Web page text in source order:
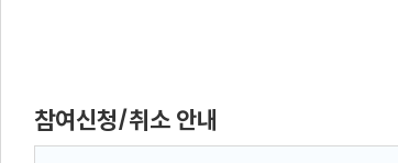
참여신청/취소 안내